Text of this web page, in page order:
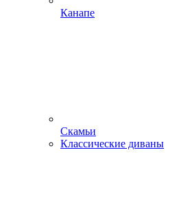
Канапе
Скамьи
Классические диваны